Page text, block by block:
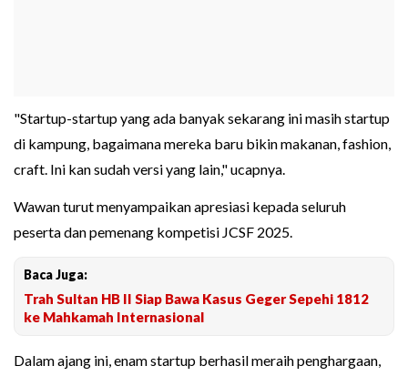
"Startup-startup yang ada banyak sekarang ini masih startup
di kampung, bagaimana mereka baru bikin makanan, fashion,
craft. Ini kan sudah versi yang lain," ucapnya.
Wawan turut menyampaikan apresiasi kepada seluruh
peserta dan pemenang kompetisi JCSF 2025.
Baca Juga:
Trah Sultan HB II Siap Bawa Kasus Geger Sepehi 1812
ke Mahkamah Internasional
Dalam ajang ini, enam startup berhasil meraih penghargaan,